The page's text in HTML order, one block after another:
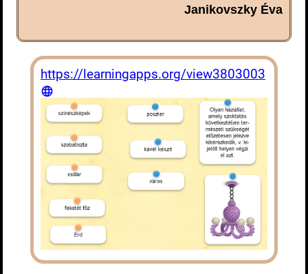
Janikovszky Éva
https://learningapps.org/view3803003